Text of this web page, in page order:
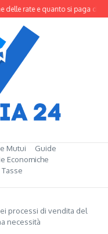
rate e quanto si paga
Mutui
Guide
Economiche
Tasse
processi di vendita del
necessità